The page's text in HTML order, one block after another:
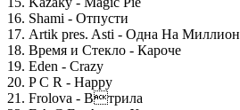
16. Shami - Отпусти
17. Artik pres. Asti - Одна На Миллион
18. Время и Стекло - Кароче
19. Eden - Crazy
20. P C R - Happy
21. Frolova - Втрила